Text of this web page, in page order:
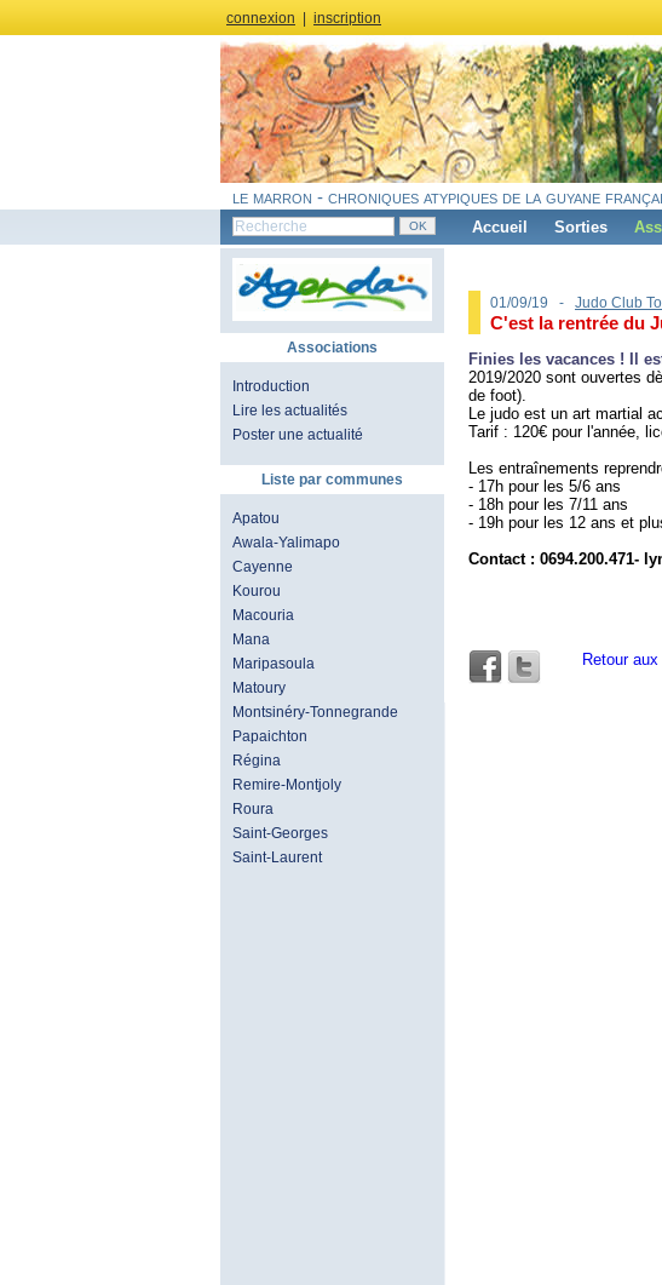
connexion inscription
le marron - chroniques atypiques de la guyane
Accueil Sorties
Associations
Introduction
Lire les actualités
Poster une actualité
Liste par communes
Apatou
Awala-Yalimapo
Cayenne
Kourou
Macouria
Mana
Maripasoula
Matoury
Montsinéry-Tonnegrande
Papaichton
Régina
Remire-Montjoly
Roura
Saint-Georges
Saint-Laurent
01/09/19 - Judo Club
C'est la rentrée du
Finies les vacances ! Il
2019/2020 sont ouvertes
de foot).
Le judo est un art martial
Tarif : 120€ pour l'année,
Les entraînements
- 17h pour les 5/6 ans
- 18h pour les 7/11 ans
- 19h pour les 12 ans et
Contact : 0694.200.471-
Retour